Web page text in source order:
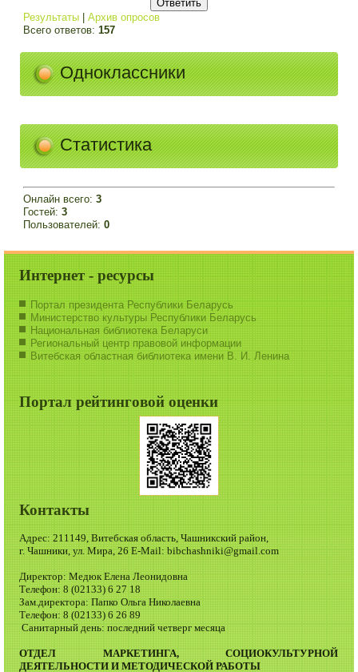
Результаты |Архив опросов
Всего ответов:157
Одноклассники
Статистика
Онлайн всего:3
Гостей:3
Пользователей:0
Интернет - ресурсы
Портал президента Республики Беларусь
Министерство культуры Республики Беларусь
Национальная библиотека Беларуси
Региональный центр правовой информации
Витебская областная библиотека имени В. И. Ленина
Портал рейтинговой оценки
Контакты
Адрес: 211149, Витебская область, Чашникский район,
г. Чашники, ул. Мира, 26 E-Mail: bibchashniki@gmail.com
Директор: Медюк Елена Леонидовна
Телефон: 8 (02133) 6 27 18
Зам.директора: Папко Ольга Николаевна
Телефон: 8 (02133) 6 26 89
Санитарный день: последний четверг месяца
ОТДЕЛ МАРКЕТИНГА, СОЦИОКУЛЬТУРНОЙ
ДЕЯТЕЛЬНОСТИ И МЕТОДИЧЕСКОЙ РАБОТЫ